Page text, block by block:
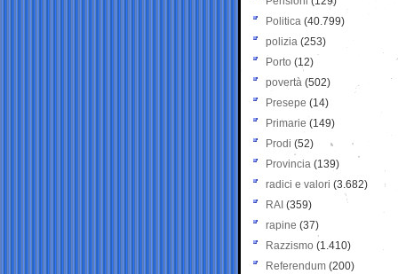
Politica (40.799)
polizia (253)
Porto (12)
povertà (502)
Presepe (14)
Primarie (149)
Prodi (52)
Provincia (139)
radici e valori (3.682)
RAI (359)
rapine (37)
Razzismo (1.410)
Referendum (200)